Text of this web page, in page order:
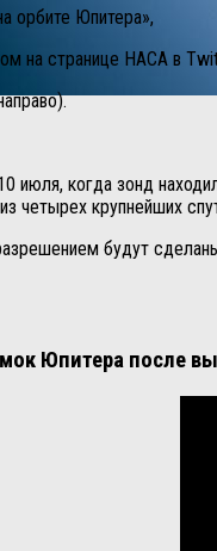
орбите Юпитера»,
на странице НАСА в
июля, когда зонд
четырех крупнейших
будут
Юпитера после